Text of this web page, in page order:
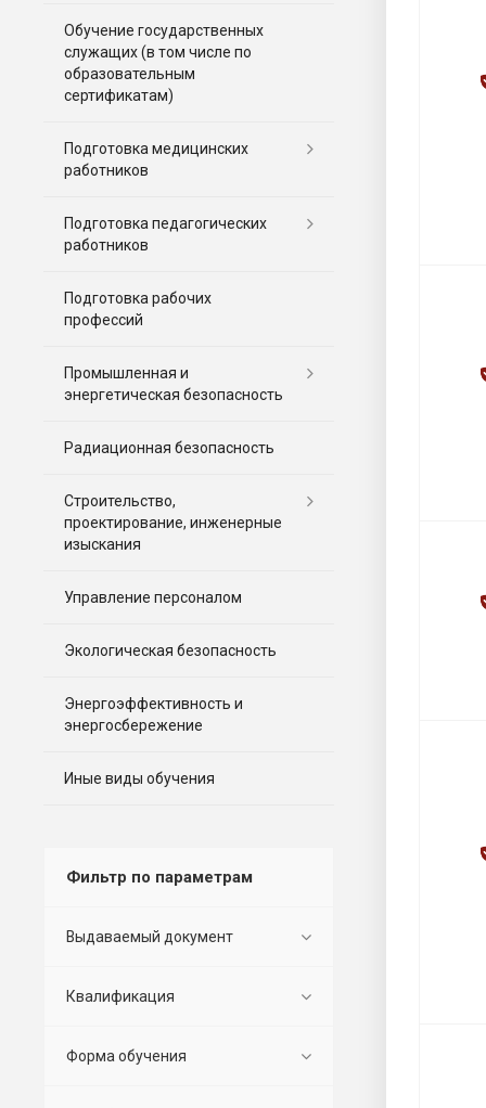
Обучение государственных
служащих (в том числе по
образовательным
сертификатам)
Подготовка медицинских
работников
Подготовка педагогических
работников
Подготовка рабочих
профессий
Промышленная и
энергетическая безопасность
Радиационная безопасность
Строительство,
проектирование, инженерные
изыскания
Управление персоналом
Экологическая безопасность
Энергоэффективность и
энергосбережение
Иные виды обучения
Фильтр по параметрам
Выдаваемый документ
Квалификация
Форма обучения